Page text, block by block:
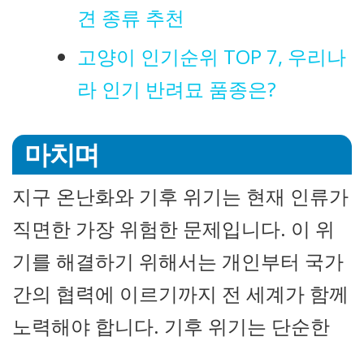
견 종류 추천
고양이 인기순위 TOP 7, 우리나
라 인기 반려묘 품종은?
마치며
지구 온난화와 기후 위기는 현재 인류가
직면한 가장 위험한 문제입니다. 이 위
기를 해결하기 위해서는 개인부터 국가
간의 협력에 이르기까지 전 세계가 함께
노력해야 합니다. 기후 위기는 단순한